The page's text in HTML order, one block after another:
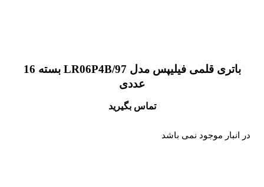
باتری قلمی فیلیپس مدل LR06P4B/97 بسته 16
عددی
تماس بگیرید
در انبار موجود نمی باشد